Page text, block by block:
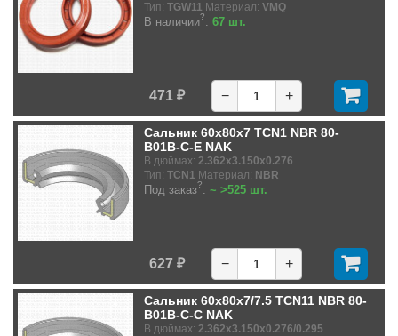
Тип: TGW11 Материал: VMQ
В наличии?: 67 шт.
471 ₽ − +
Сальник 60x80x7 TCN1 NBR 80-
B01B-C-E NAK
В дюймах: 2.362x3.150x0.276
Тип: TCN1 Материал: NBR
Под заказ?: ~ >525 шт.
627 ₽ − +
Сальник 60x80x7/7.5 TCN11 NBR 80-
B01B-C-C NAK
В дюймах: 2.362x3.150x0.276/0.295